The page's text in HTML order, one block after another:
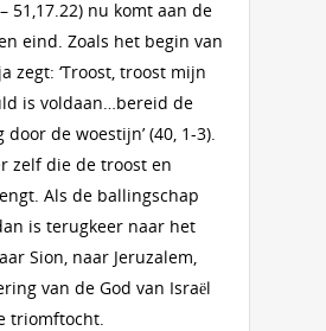
51,17.22) nu komt aan de
eind. Zoals het begin van
zegt: ‘Troost, troost mijn
is voldaan…bereid de
door de woestijn’ (40, 1-3).
zelf die de troost en
Als de ballingschap
is terugkeer naar het
Sion, naar Jeruzalem,
van de God van Israël
triomftocht.